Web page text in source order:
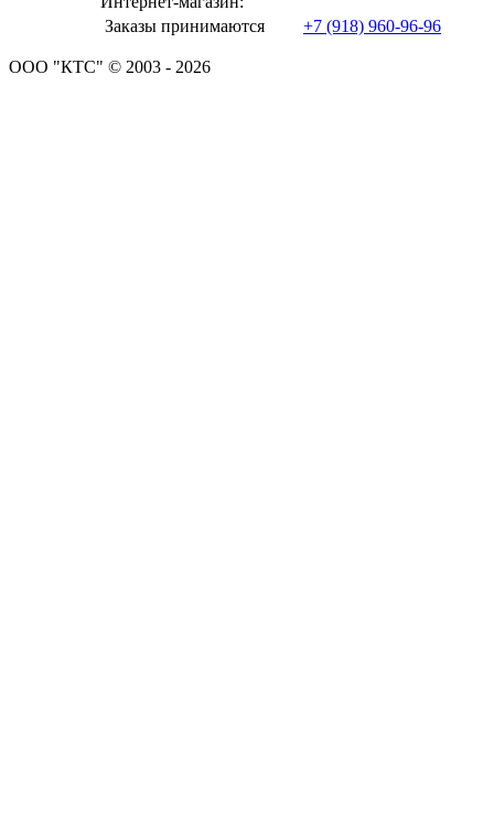
Заказы принимаются
+7 (918) 960-96-96
ООО "КТС" © 2003 - 2026